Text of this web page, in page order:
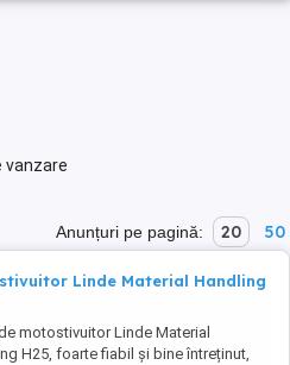
vanzare
Anunțuri pe pagină: 20 50
Linde Material Handling
motostivuitor Linde Material
H25, foarte fiabil și bine întreținut,